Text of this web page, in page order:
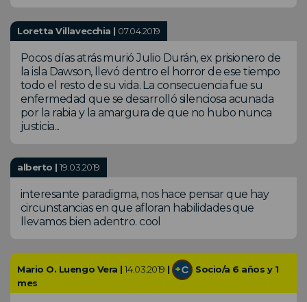
Loretta Villavecchia | 07.04.2019
Pocos días atrás murió Julio Durán, ex prisionero de
la isla Dawson, llevó dentro el horror de ese tiempo
todo el resto de su vida. La consecuencia fue su
enfermedad que se desarrolló silenciosa acunada
por la rabia y la amargura de que no hubo nunca
justicia...
alberto |19.03.2019
interesante paradigma, nos hace pensar que hay
circunstancias en que afloran habilidades que
llevamos bien adentro. cool
Mario O. Luengo Vera |14.03.2019 |
Socio/a 6 años y 1
mes